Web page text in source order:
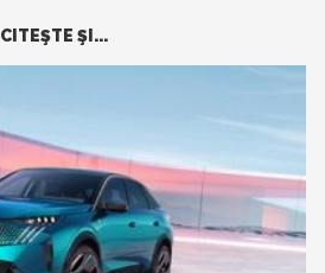
CITEŞTE ŞI...